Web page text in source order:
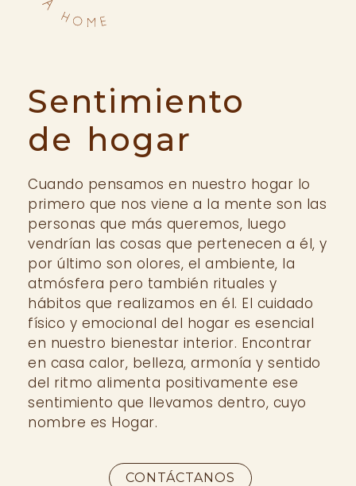
Sentimiento
de hogar
Cuando pensamos en nuestro hogar lo
primero que nos viene a la mente son las
personas que más queremos, luego
vendrían las cosas que pertenecen a él, y
por último son olores, el ambiente, la
atmósfera pero también rituales y
hábitos que realizamos en él. El cuidado
físico y emocional del hogar es esencial
en nuestro bienestar interior. Encontrar
en casa calor, belleza, armonía y sentido
del ritmo alimenta positivamente ese
sentimiento que llevamos dentro, cuyo
nombre es Hogar.
CONTÁCTANOS